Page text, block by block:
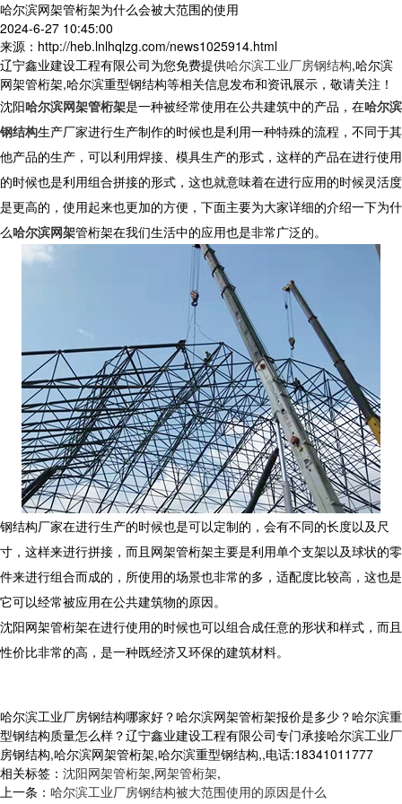
哈尔滨网架管桁架为什么会被大范围的使用
2024-6-27 10:45:00
来源：http://heb.lnlhqlzg.com/news1025914.html
辽宁鑫业建设工程有限公司为您免费提供哈尔滨工业厂房钢结构,哈尔滨
网架管桁架,哈尔滨重型钢结构等相关信息发布和资讯展示，敬请关注！
沈阳哈尔滨网架管桁架是一种被经常使用在公共建筑中的产品，在哈尔滨
钢结构生产厂家进行生产制作的时候也是利用一种特殊的流程，不同于其
他产品的生产，可以利用焊接、模具生产的形式，这样的产品在进行使用
的时候也是利用组合拼接的形式，这也就意味着在进行应用的时候灵活度
是更高的，使用起来也更加的方便，下面主要为大家详细的介绍一下为什
么哈尔滨网架管桁架在我们生活中的应用也是非常广泛的。
钢结构厂家在进行生产的时候也是可以定制的，会有不同的长度以及尺
寸，这样来进行拼接，而且网架管桁架主要是利用单个支架以及球状的零
件来进行组合而成的，所使用的场景也非常的多，适配度比较高，这也是
它可以经常被应用在公共建筑物的原因。
沈阳网架管桁架在进行使用的时候也可以组合成任意的形状和样式，而且
性价比非常的高，是一种既经济又环保的建筑材料。
哈尔滨工业厂房钢结构哪家好？哈尔滨网架管桁架报价是多少？哈尔滨重
型钢结构质量怎么样？辽宁鑫业建设工程有限公司专门承接哈尔滨工业厂
房钢结构,哈尔滨网架管桁架,哈尔滨重型钢结构,,电话:18341011777
相关标签： 沈阳网架管桁架,网架管桁架,
上一条： 哈尔滨工业厂房钢结构被大范围使用的原因是什么